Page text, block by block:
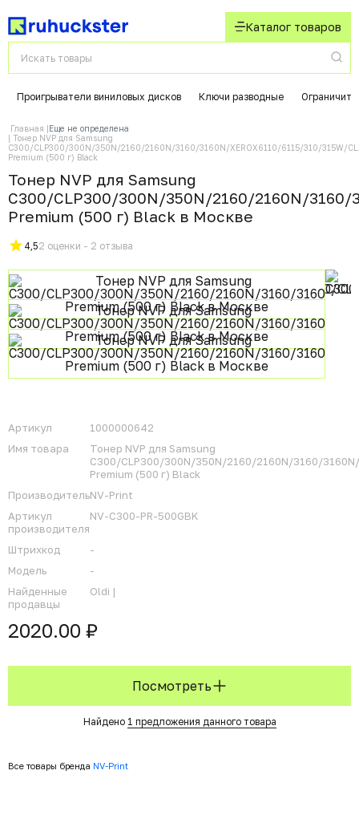
Каталог товаров
Проигрыватели виниловых дисков Ключи разводные
Главная
Еще не определена
Тонер NVP для Samsung
C300/CLP300/300N/350N/2160/2160N/3160/3160N/XEROX6110/6115/310/315W/
Premium (500 г) Black
Тонер NVP для Samsung
C300/CLP300/300N/350N/2160/2160N/3160/
Premium (500 г) Black в Москвe
4,52 оценки - 2 отзыва
Артикул
1000000642
Имя товара
Тонер NVP для Samsung
C300/CLP300/300N/350N/2160/2160N/3160/
Premium (500 г) Black
ПроизводительNV-Print
Артикул
производителя
NV-C300-PR-500GBK
Штрихкод
-
Модель
-
Найденные
продавцы
Oldi |
2020.00 ₽
Посмотреть
Найдено 1 предложения данного товара
Все товары бренда NV-Print